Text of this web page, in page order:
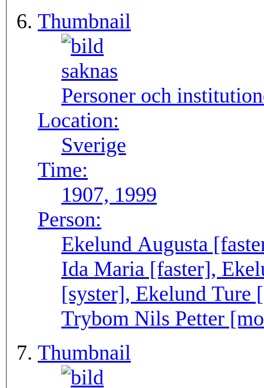
Thumbnail
Personer och
Location:
Sverige
Time:
1907, 1999
Person:
Ekelund Augusta
Ida Maria [faster],
[syster], Ekelund
Trybom Nils Petter
Thumbnail